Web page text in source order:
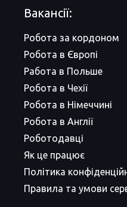
Вакансії:
Робота за кордоном
Робота в Європі
Работа в Польше
Робота в Чехії
Робота в Німеччині
Робота в Англії
Роботодавці
Як це працює
Політика
Правила та умови